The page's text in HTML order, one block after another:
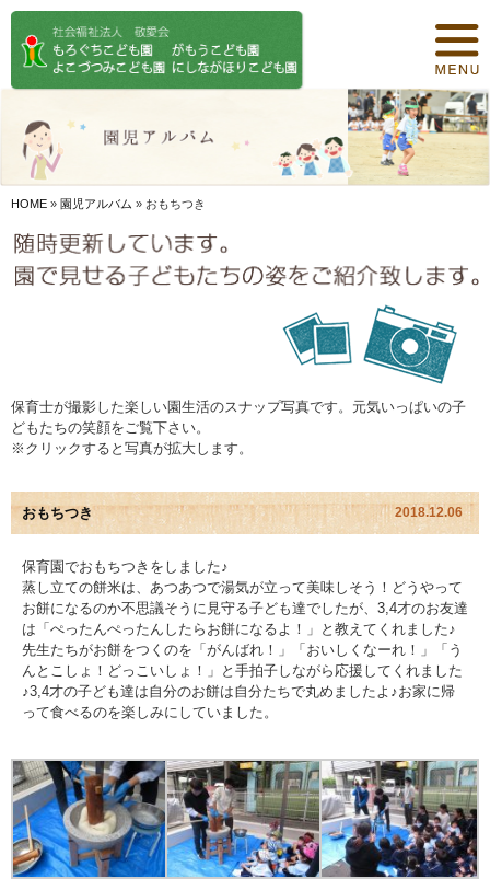
HOME » 園児アルバム » おもちつき
保育士が撮影した楽しい園生活のスナップ写真です。元気いっぱいの子
どもたちの笑顔をご覧下さい。
※クリックすると写真が拡大します。
おもちつき 2018.12.06
保育園でおもちつきをしました♪
蒸し立ての餅米は、あつあつで湯気が立って美味しそう！どうやって
お餅になるのか不思議そうに見守る子ども達でしたが、3,4才のお友達
は「ぺったんぺったんしたらお餅になるよ！」と教えてくれました♪
先生たちがお餅をつくのを「がんばれ！」「おいしくなーれ！」「う
んとこしょ！どっこいしょ！」と手拍子しながら応援してくれました
♪3,4才の子ども達は自分のお餅は自分たちで丸めましたよ♪お家に帰
って食べるのを楽しみにしていました。
保育について
食事について
オリジナル保育
年間行事
お知らせ
園児アルバム
入園のご案内
採用情報
よくあるご質問
ケイアイクラブ
お問い合わせ